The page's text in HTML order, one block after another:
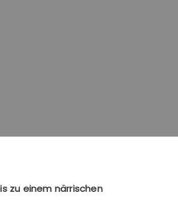
zu einem närrischen